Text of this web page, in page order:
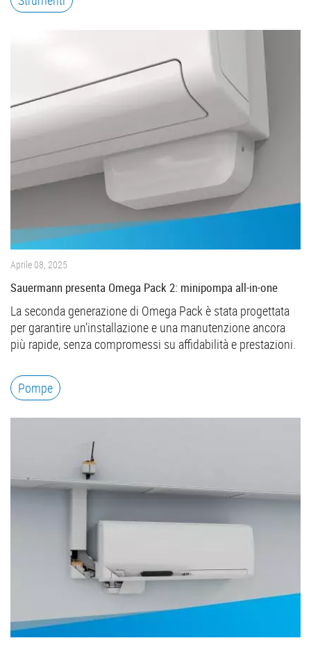
Aprile 08, 2025
Sauermann presenta Omega Pack 2: minipompa all-in-one
La seconda generazione di Omega Pack è stata progettata
per garantire un’installazione e una manutenzione ancora
più rapide, senza compromessi su affidabilità e prestazioni.
Pompe